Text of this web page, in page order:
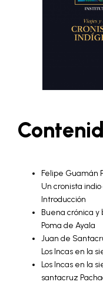
Felipe Guamán
Un cronista
Introducción
Buena crónica
Poma de Ayala
Juan de
Los Incas en la
Los Incas en la
santacruz